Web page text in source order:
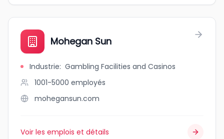
Mohegan Sun
Industrie: Gambling Facilities and Casinos
1001-5000 employés
mohegansun.com
Voir les emplois et détails